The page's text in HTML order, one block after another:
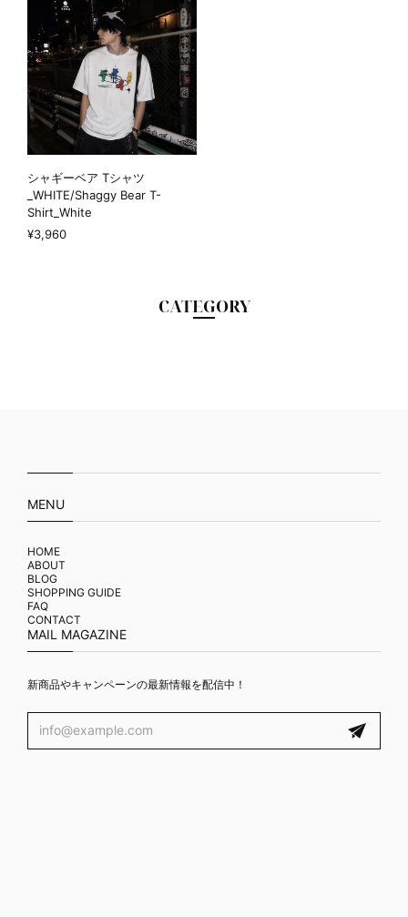
シャギーベア Tシャツ
_WHITE/Shaggy Bear T-
Shirt_White
¥3,960
CATEGORY
MENU
HOME
ABOUT
BLOG
SHOPPING GUIDE
FAQ
CONTACT
MAIL MAGAZINE
新商品やキャンペーンの最新情報を配信中！